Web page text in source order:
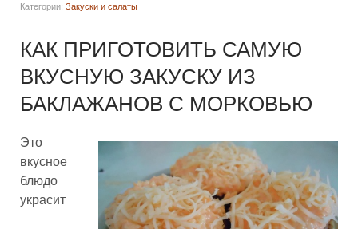
Категории: Закуски и салаты
КАК ПРИГОТОВИТЬ САМУЮ
ВКУСНУЮ ЗАКУСКУ ИЗ
БАКЛАЖАНОВ С МОРКОВЬЮ
Это
вкусное
блюдо
украсит